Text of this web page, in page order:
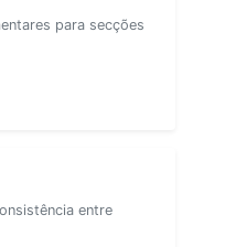
para secções
entre